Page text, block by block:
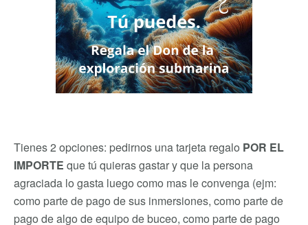
Tienes 2 opciones: pedirnos una tarjeta regalo POR EL
IMPORTE que tú quieras gastar y que la persona
agraciada lo gasta luego como mas le convenga (ejm:
como parte de pago de sus inmersiones, como parte de
pago de algo de equipo de buceo, como parte de pago